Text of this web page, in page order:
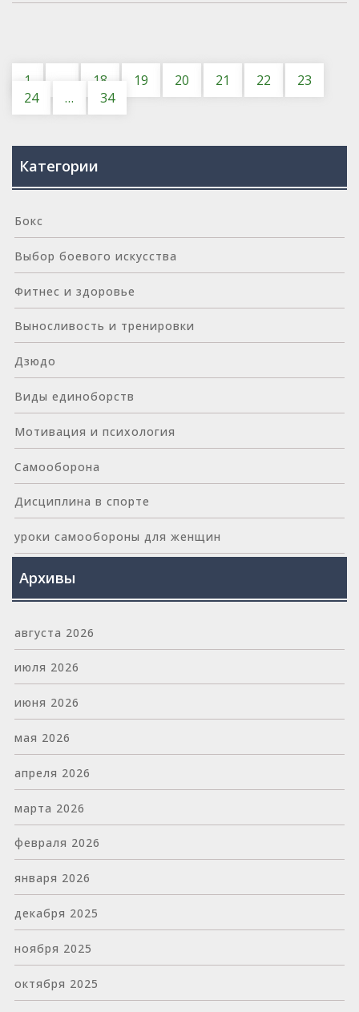
1 18 19 20 21 22
23
24
… 34
Категории
Бокс
Выбор боевого искусства
Фитнес и здоровье
Выносливость и тренировки
Дзюдо
Виды единоборств
Мотивация и психология
Самооборона
Дисциплина в спорте
уроки самообороны для женщин
Архивы
августа 2026
июля 2026
июня 2026
мая 2026
апреля 2026
марта 2026
февраля 2026
января 2026
декабря 2025
ноября 2025
октября 2025